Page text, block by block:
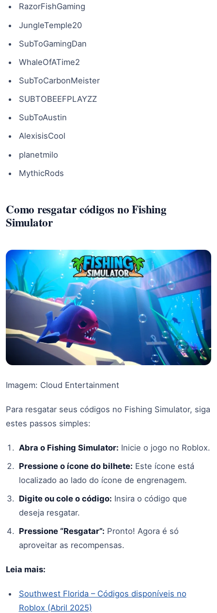
RazorFishGaming
JungleTemple20
SubToGamingDan
WhaleOfATime2
SubToCarbonMeister
SUBTOBEEFPLAYZZ
SubToAustin
AlexisisCool
planetmilo
MythicRods
Como resgatar códigos no Fishing
Simulator
Imagem: Cloud Entertainment
Para resgatar seus códigos no Fishing Simulator, siga
estes passos simples:
Abra o Fishing Simulator: Inicie o jogo no Roblox.
Pressione o ícone do bilhete: Este ícone está
localizado ao lado do ícone de engrenagem.
Digite ou cole o código: Insira o código que
deseja resgatar.
Pressione “Resgatar”: Pronto! Agora é só
aproveitar as recompensas.
Leia mais:
Southwest Florida – Códigos disponíveis no
Roblox (Abril 2025)